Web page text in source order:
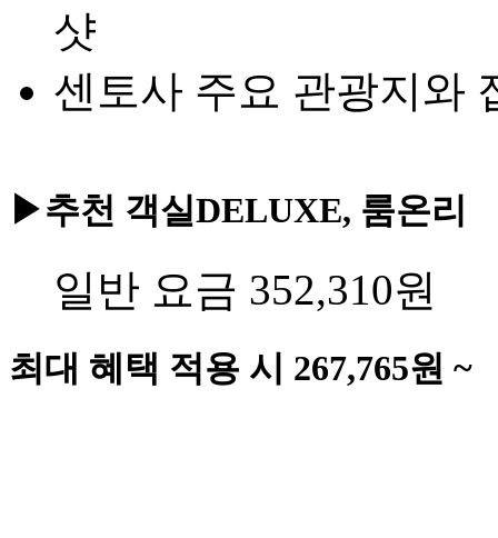
샷
센토사 주요 관광지와
▶추천 객실DELUXE, 룸온리
일반 요금 352,310원
최대 혜택 적용 시 267,765원 ~